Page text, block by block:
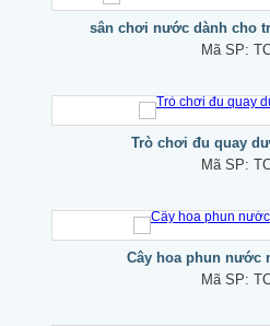
sân chơi nước dành cho
Mã SP:
Trò chơi đu quay
Mã SP:
Cây hoa phun nước
Mã SP: